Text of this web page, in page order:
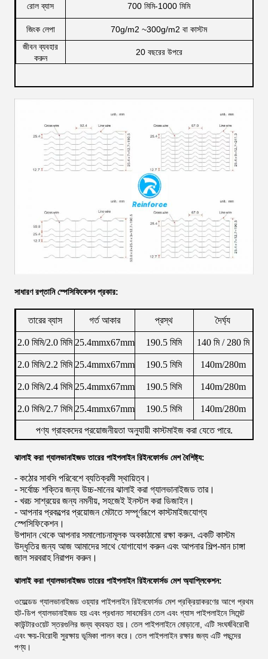
রোল ব্যাস 700 মিমি-1000 মিমি
জিংক লেপা
70g/m2 ~300g/m2 বা কাস্টম
জীবন ব্যবহার
করুন
20 বছরের উপরে
সাধারণ রপ্তানি স্পেসিফিকেশন প্রকার:
তারের ব্যাস গর্ত আকার প্রস্থ দৈর্ঘ্য
2.0 মিমি/2.0 মিমি 25.4mmx67mm 190.5 মিমি 140 মি / 280 মি
2.0 মিমি/2.2 মিমি 25.4mmx67mm 190.5 মিমি 140m/280m
2.0 মিমি/2.4 মিমি 25.4mmx67mm 190.5 মিমি 140m/280m
2.0 মিমি/2.7 মিমি 25.4mmx67mm 190.5 মিমি 140m/280m
পণ্য গ্রাহকদের প্রয়োজনীয়তা অনুযায়ী কাস্টমাইজ করা যেতে পারে.
ঝালাই করা গ্যালভানাইজড তারের পাইপলাইন রিইনফোর্সড মেশ বৈশিষ্ট্য:
- কঠোর সাবসি পরিবেশে ব্যতিক্রমী স্থায়িত্ব।
- সর্বোচ্চ শক্তির জন্য উচ্চ-মানের ঝালাই করা গ্যালভানাইজড তার।
- খরচ সাশ্রয়ের জন্য নমনীয়, সহজেই ইনস্টল করা ডিজাইন।
- আপনার প্রকল্পের প্রয়োজন মেটাতে সম্পূর্ণরূপে কাস্টমাইজযোগ্য
স্পেসিফিকেশন।
উপাদান থেকে আপনার সমালোচনামূলক অবকাঠামো রক্ষা করুন. একটি কাস্টম
উদ্ধৃতির জন্য আজ আমাদের সাথে যোগাযোগ করুন এবং আপনার শিল্প-মান চাঙ্গা
জাল সরবরাহ নিরাপদ করুন।
ঝালাই করা গ্যালভানাইজড তারের পাইপলাইন রিইনফোর্সড মেশ অ্যাপ্লিকেশন:
ওয়েল্ডেড গ্যালভানাইজড ওয়্যার পাইপলাইন রিইনফোর্সড মেশ প্রক্রিয়াকরণের আগে প্রথম
হট-ডিপ গ্যালভানাইজড হয় এবং প্রধানত সাবমেরিন তেল এবং গ্যাস পাইপলাইনে সিমেন্ট
কাউন্টারওয়েট স্তরগুলির জন্য ব্যবহৃত হয়। তেল পাইপলাইনে মোড়ানো, এটি সংঘর্ষবিরোধী
এবং ক্ষয়-বিরোধী সুরক্ষায় ভূমিকা পালন করে। তেল পাইপলাইন রক্ষার জন্য এটি পছন্দের
পণ্য।